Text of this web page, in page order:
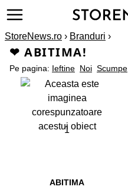
StoreNews.ro › Branduri ›
❤ ABITIMA!
Pe pagina: Ieftine Noi Scumpe
1
ABITIMA